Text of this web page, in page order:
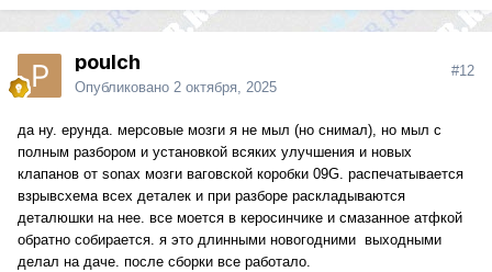
poulch
Опубликовано 2 октября, 2025
#12
да ну. ерунда. мерсовые мозги я не мыл (но снимал), но мыл с
полным разбором и установкой всяких улучшения и новых
клапанов от sonax мозги ваговской коробки 09G. распечатывается
взрывсхема всех деталек и при разборе раскладываются
деталюшки на нее. все моется в керосинчике и смазанное атфкой
обратно собирается. я это длинными новогодними выходными
делал на даче. после сборки все работало.